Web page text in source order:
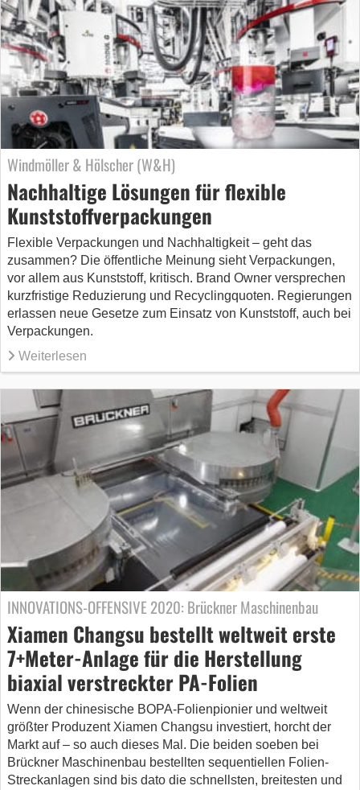
Windmöller & Hölscher (W&H)
Nachhaltige Lösungen für flexible
Kunststoffverpackungen
Flexible Verpackungen und Nachhaltigkeit – geht das
zusammen? Die öffentliche Meinung sieht Verpackungen,
vor allem aus Kunststoff, kritisch. Brand Owner versprechen
kurzfristige Reduzierung und Recyclingquoten. Regierungen
erlassen neue Gesetze zum Einsatz von Kunststoff, auch bei
Verpackungen.
Weiterlesen
INNOVATIONS-OFFENSIVE 2020: Brückner Maschinenbau
Xiamen Changsu bestellt weltweit erste
7+Meter-Anlage für die Herstellung
biaxial verstreckter PA-Folien
Wenn der chinesische BOPA-Folienpionier und weltweit
größter Produzent Xiamen Changsu investiert, horcht der
Markt auf – so auch dieses Mal. Die beiden soeben bei
Brückner Maschinenbau bestellten sequentiellen Folien-
Streckanlagen sind bis dato die schnellsten, breitesten und